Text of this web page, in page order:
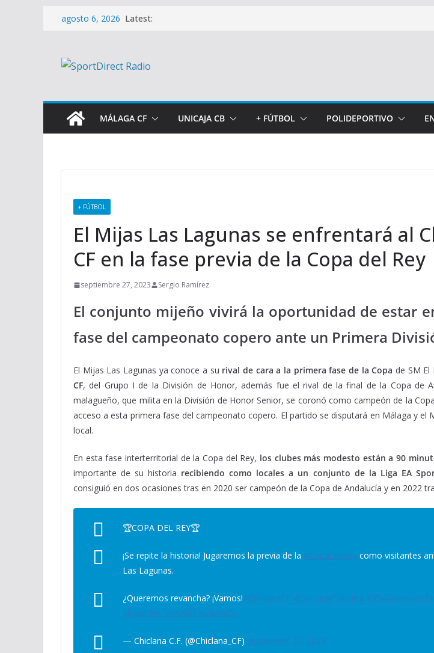
Saltaragosto 6, 2026 Latest:
MÁLAGA CF UNICAJA CB + FÚTBOL POLIDEPORTIVO
+ FÚTBOL
El Mijas Las Lagunas se enfrentará al
CF en la fase previa de la Copa del Rey
septiembre 27, 2023 Sergio Ramírez
El conjunto mijeño vivirá la oportunidad de estar
fase del campeonato copero ante un Primera
El Mijas Las Lagunas ya conoce a su rival de cara a la primera fase de la Copa de SM El
CF, del Grupo I de la División de Honor, además fue el rival de la final de la Copa de
malagueño, que milita en la División de Honor Senior, se coronó como campeón de la
acceso a esta primera fase del campeonato copero. El partido se disputará en Málaga y el
local.
En esta fase interterritorial de la Copa del Rey, los clubes más modesto están a 90
importante de su historia recibiendo como locales a un conjunto de la Liga EA
consiguió en dos ocasiones tras en 2020 ser campeón de la Copa de Andalucía y en 2022
🏆COPA DEL REY🏆
¡Se repite la historia! Jugaremos la previa de la #CopaDelRey como visitantes
Las Lagunas.
¿Queremos revancha? ¡Vamos!#ChiclanaCF #ChiclanaTracatrá
pic.twitter.com/SbZ4wBANOL
— Chiclana C.F. (@Chiclana_CF) September 27, 2023